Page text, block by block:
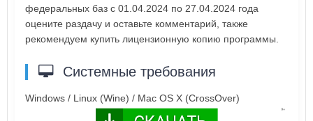
федеральных баз с 01.04.2024 по 27.04.2024 года
оцените раздачу и оставьте комментарий, также
рекомендуем купить лицензионную копию программы.
Системные требования
Windows / Linux (Wine) / Mac OS X (CrossOver)